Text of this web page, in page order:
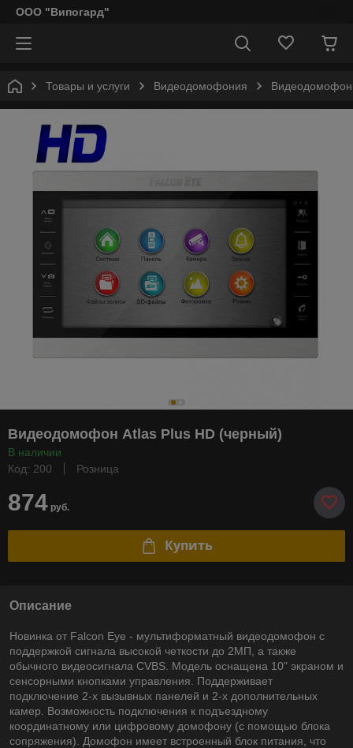
ООО "Випогард"
Товары и услуги Видеодомофония
Видеодомофон Atlas Plus HD (черный)
В наличии
Код: 200
Розница
874 руб.
Купить
Описание
Новинка от Falcon Eye - мультиформатный видеодомофон с
поддержкой сигнала высокой четкости до 2МП, а также
обычного видеосигнала CVBS. Модель оснащена 10" экраном и
сенсорными кнопками управления. Поддерживает
подключение 2-х вызывных панелей и 2-х дополнительных
камер. Возможность подключения к подъездному
координатному или цифровому домофону (с помощью блока
сопряжения). Домофон имеет встроенный блок питания, что